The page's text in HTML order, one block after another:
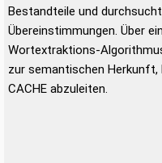
Bestandteile und
Übereinstimmungen. Über
Wortextraktions-
zur semantischen
CACHE abzuleiten.